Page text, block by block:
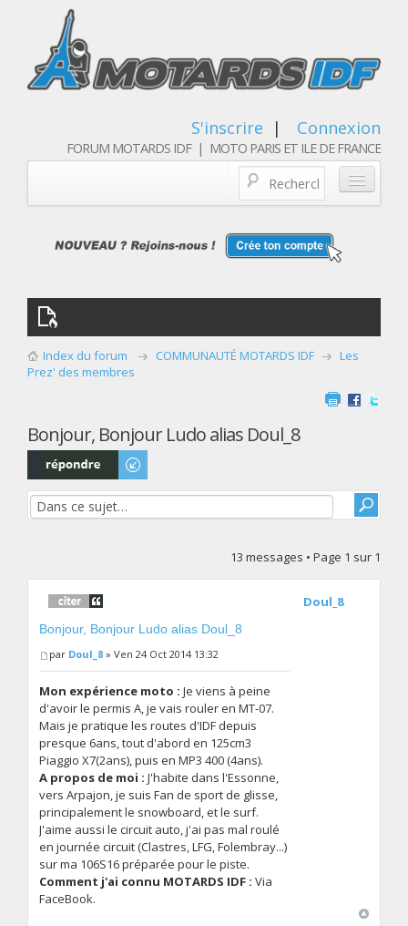
S'inscrire | Connexion
FORUM MOTARDS IDF | MOTO PARIS ET ILE DE FRANCE
Qui sommes nous
Les membres
Index du forum COMMUNAUTÉ MOTARDS IDF
Les
Prez' des membres
Bonjour, Bonjour Ludo alias Doul_8
Répondre
13 messages • Page 1 sur 1
Bonjour, Bonjour Ludo alias Doul_8
par Doul_8 » Ven 24 Oct 2014 13:32
Mon expérience moto : Je viens à peine
d'avoir le permis A, je vais rouler en MT-07.
Mais je pratique les routes d'IDF depuis
presque 6ans, tout d'abord en 125cm3
Piaggio X7(2ans), puis en MP3 400 (4ans).
A propos de moi : J'habite dans l'Essonne,
vers Arpajon, je suis Fan de sport de glisse,
principalement le snowboard, et le surf.
J'aime aussi le circuit auto, j'ai pas mal roulé
en journée circuit (Clastres, LFG, Folembray...)
sur ma 106S16 préparée pour le piste.
Comment j'ai connu MOTARDS IDF : Via
FaceBook.
Doul_8